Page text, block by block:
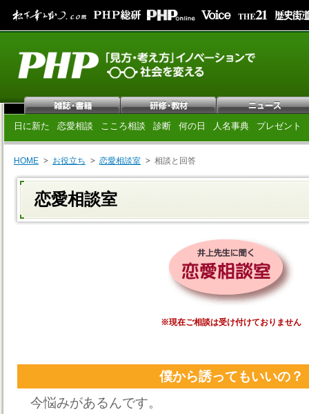
日に新た 恋愛相談 こころ相談 診断 何の日 人名事典 プレゼント
HOME お役立ち 恋愛相談室 相談と回答
恋愛相談室
※現在ご相談は受け付けておりません
僕から誘ってもいいの？
今悩みがあるんです。